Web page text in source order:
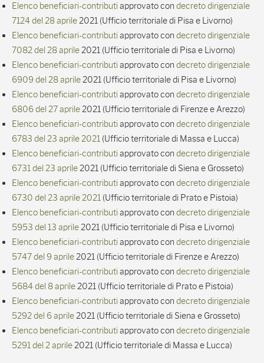
Elenco beneficiari-contributi approvato con decreto dirigenziale
7124 del 28 aprile2021 (Ufficio territoriale di Pisa e Livorno)
Elenco beneficiari-contributi approvato con decreto dirigenziale
7082 del 28 aprile2021 (Ufficio territoriale di Pisa e Livorno)
Elenco beneficiari-contributi approvato con decreto dirigenziale
6909 del 28 aprile2021 (Ufficio territoriale di Pisa e Livorno)
Elenco beneficiari-contributi approvato con decreto dirigenziale
6806 del 27 aprile2021 (Ufficio territoriale di Firenze e Arezzo)
Elenco beneficiari-contributi approvato con decreto dirigenziale
6783 del 23 aprile 2021 (Ufficio territoriale di Massa e Lucca)
Elenco beneficiari-contributi approvato con decreto dirigenziale
6731 del 23 aprile2021 (Ufficio territoriale di Siena e Grosseto)
Elenco beneficiari-contributi approvato con decreto dirigenziale
6730 del 23 aprile 2021 (Ufficio territoriale di Prato e Pistoia)
Elenco beneficiari-contributi approvato con decreto dirigenziale
5953 del 13 aprile2021 (Ufficio territoriale di Pisa e Livorno)
Elenco beneficiari-contributi approvato con decreto dirigenziale
5747 del 9 aprile2021 (Ufficio territoriale di Firenze e Arezzo)
Elenco beneficiari-contributi approvato con decreto dirigenziale
5684 del 8 aprile2021 (Ufficio territoriale di Prato e Pistoia)
Elenco beneficiari-contributi approvato con decreto dirigenziale
5292 del 6 aprile2021 (Ufficio territoriale di Siena e Grosseto)
Elenco beneficiari-contributi approvato con decreto dirigenziale
5291 del 2 aprile2021 (Ufficio territoriale di Massa e Lucca)